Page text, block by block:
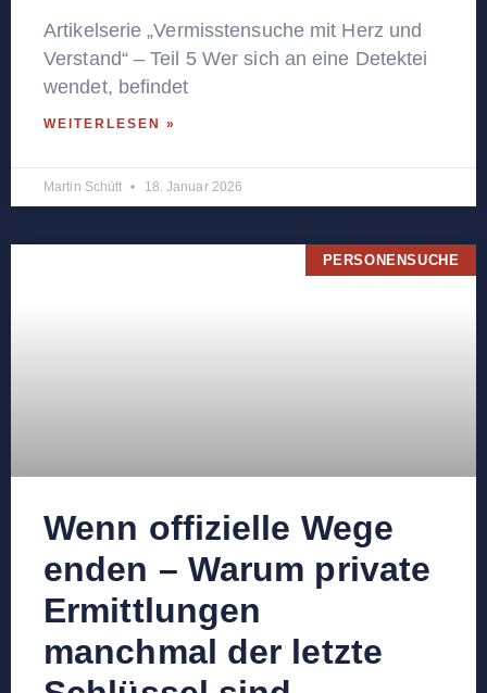
Artikelserie „Vermisstensuche mit Herz und
Verstand“ – Teil 5 Wer sich an eine Detektei
wendet, befindet
WEITERLESEN »
Martin Schütt 18. Januar 2026
PERSONENSUCHE
Wenn offizielle Wege
enden – Warum private
Ermittlungen
manchmal der letzte